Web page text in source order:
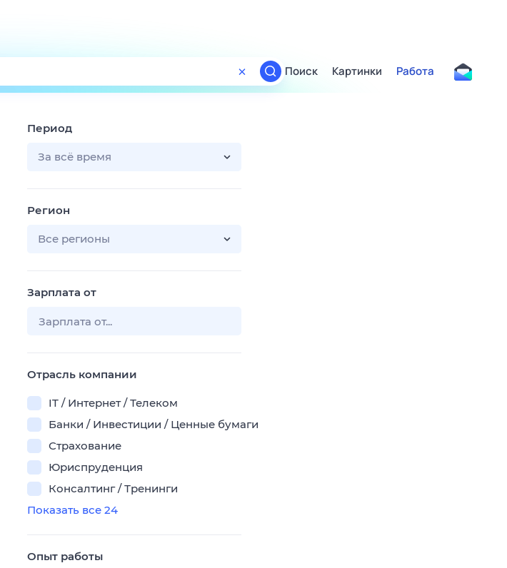
Поиск
ТВ-программа
Поиск Картинки Работа
Период
За всё время
Регион
Все регионы
Зарплата от
Отрасль компании
IT / Интернет / Телеком
Банки / Инвестиции / Ценные бумаги
Страхование
Юриспруденция
Консалтинг / Тренинги
Показать все 24
Опыт работы